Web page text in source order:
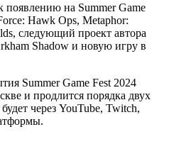
на Summer Game
Hawk Ops, Metaphor:
следующий проект автора
Shadow и новую игру в
Summer Game Fest 2024
и продлится порядка двух
через YouTube, Twitch,